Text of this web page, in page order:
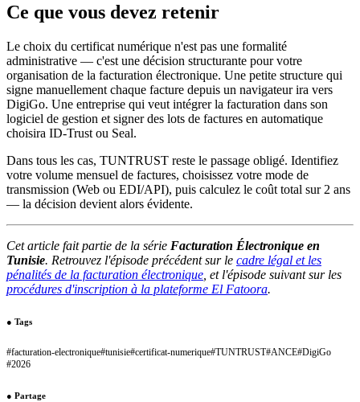
Ce que vous devez retenir
Le choix du certificat numérique n'est pas une formalité
administrative — c'est une décision structurante pour votre
organisation de la facturation électronique. Une petite structure qui
signe manuellement chaque facture depuis un navigateur ira vers
DigiGo. Une entreprise qui veut intégrer la facturation dans son
logiciel de gestion et signer des lots de factures en automatique
choisira ID-Trust ou Seal.
Dans tous les cas, TUNTRUST reste le passage obligé. Identifiez
votre volume mensuel de factures, choisissez votre mode de
transmission (Web ou EDI/API), puis calculez le coût total sur 2 ans
— la décision devient alors évidente.
Cet article fait partie de la série Facturation Électronique en
Tunisie. Retrouvez l'épisode précédent sur le cadre légal et les
pénalités de la facturation électronique , et l'épisode suivant sur les
procédures d'inscription à la plateforme El Fatoora.
● Tags
#facturation-electronique#tunisie#certificat-numerique#TUNTRUST#ANCE#DigiGo
#2026
● Partage